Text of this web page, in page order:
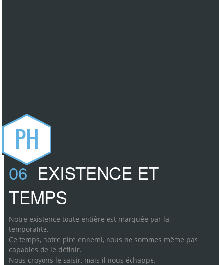
PH
06EXISTENCE ET
TEMPS
Notre existence toute entière est marquée par la
temporalité.
Ce temps, notre pire ennemi, nous ne sommes même pas
capables de le définir.
Nous croyons le saisir, mais il nous échappe.